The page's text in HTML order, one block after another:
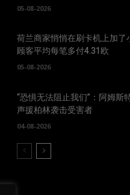
05-08-2026
荷兰商家悄悄在刷卡机上加了
顾客平均每笔多付4.31欧
05-08-2026
“恐惧无法阻止我们”：阿姆斯
声援柏林袭击受害者
04-08-2026